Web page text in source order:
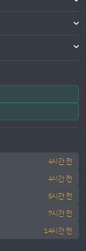
4시간 전
4시간 전
5시간 전
7시간 전
14시간 전